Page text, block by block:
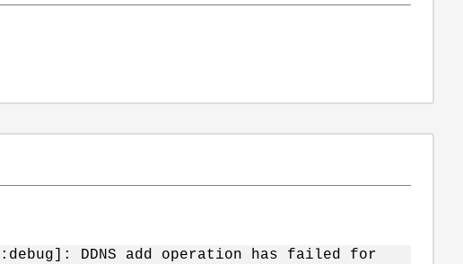
DDNS add operation has failed for